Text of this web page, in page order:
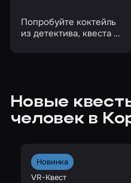
Попробуйте коктейль
из детектива, квеста и
Новые
человек в
Новинка
VR-Квест